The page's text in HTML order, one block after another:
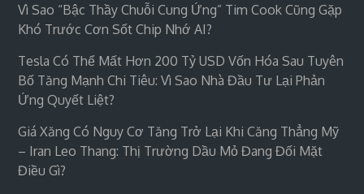
Vì Sao “bậc Thầy Chuỗi Cung Ứng” Tim Cook Cũng Gặp
Khó Trước Cơn Sốt Chip Nhớ AI?
Tesla Có Thể Mất Hơn 200 Tỷ USD Vốn Hóa Sau Tuyên
Bố Tăng Mạnh Chi Tiêu: Vì Sao Nhà Đầu Tư Lại Phản
Ứng Quyết Liệt?
Giá Xăng Có Nguy Cơ Tăng Trở Lại Khi Căng Thẳng Mỹ
– Iran Leo Thang: Thị Trường Dầu Mỏ Đang Đối Mặt
Điều Gì?